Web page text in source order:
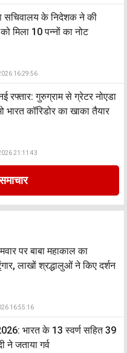
सचिवालय के निदेशक ने की
मिला 10 पन्नों का नोट
16:29:56
रफ्तार: गुरुग्राम से ग्रेटर नोएडा
भारत कॉरिडोर का खाका तैयार
21:11:43
पर बाबा महाकाल का
लाखों श्रद्धालुओं ने किए दर्शन
16:55:16
भारत के 13 स्वर्ण सहित 39
ने जताया गर्व